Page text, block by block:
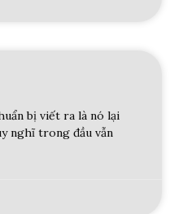
bị viết ra là nó lại
nghĩ trong đầu vẫn